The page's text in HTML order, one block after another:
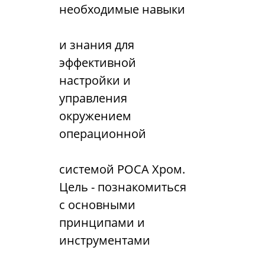
необходимые навыки
и знания для
эффективной
настройки и
управления
окружением
операционной
системой РОСА Хром.
Цель - познакомиться
с основными
принципами и
инструментами